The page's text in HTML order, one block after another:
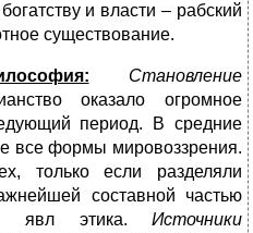
и власти – рабский
существование.
Становление
оказало огромное
период. В средние
все формы мировоззрения.
только если разделяли
составной частью
явл этика. Источники